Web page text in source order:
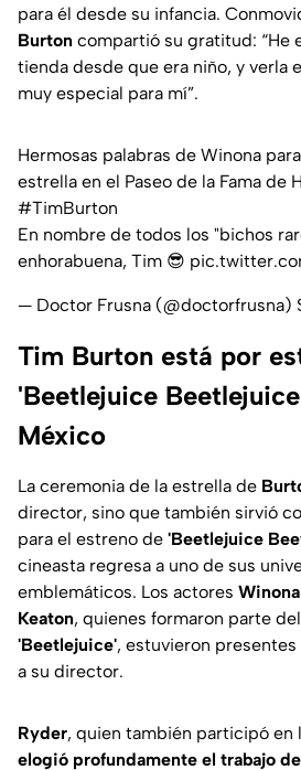
para él desde su infancia.
Burton compartió su gratitud: “He
tienda desde que era niño, y verla
muy especial para mí”.
Hermosas palabras de Winona
estrella en el Paseo de la Fama de
#TimBurton
En nombre de todos los "bichos
enhorabuena, Tim 😎
— Doctor Frusna (@doctorfrusna)
Tim Burton está por
'Beetlejuice
México
La ceremonia de la estrella de
director, sino que también sirvió
para el estreno de 'Beetlejuice
cineasta regresa a uno de sus
emblemáticos. Los actores
Keaton, quienes formaron parte
'Beetlejuice', estuvieron
a su director.
Ryder, quien también participó en
elogió profundamente el trabajo